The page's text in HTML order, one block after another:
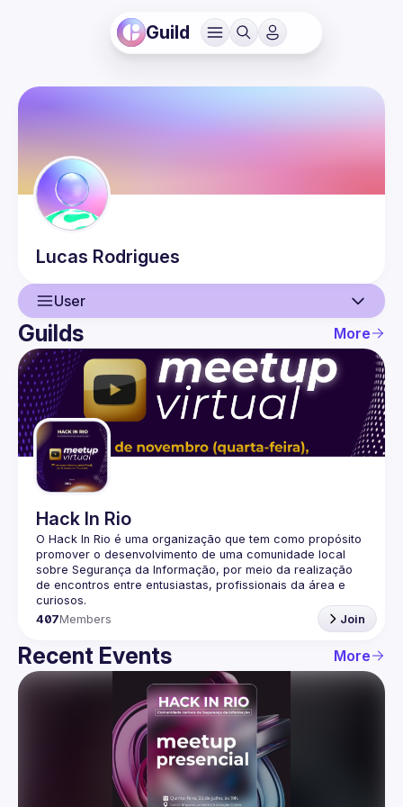
Guild
Lucas Rodrigues
User
User
Events
Guilds
Guilds More
Hack In Rio
O Hack In Rio é uma organização que tem como propósito
promover o desenvolvimento de uma comunidade local
sobre Segurança da Informação, por meio da realização
de encontros entre entusiastas, profissionais da área e
407Members Join
Recent Events More